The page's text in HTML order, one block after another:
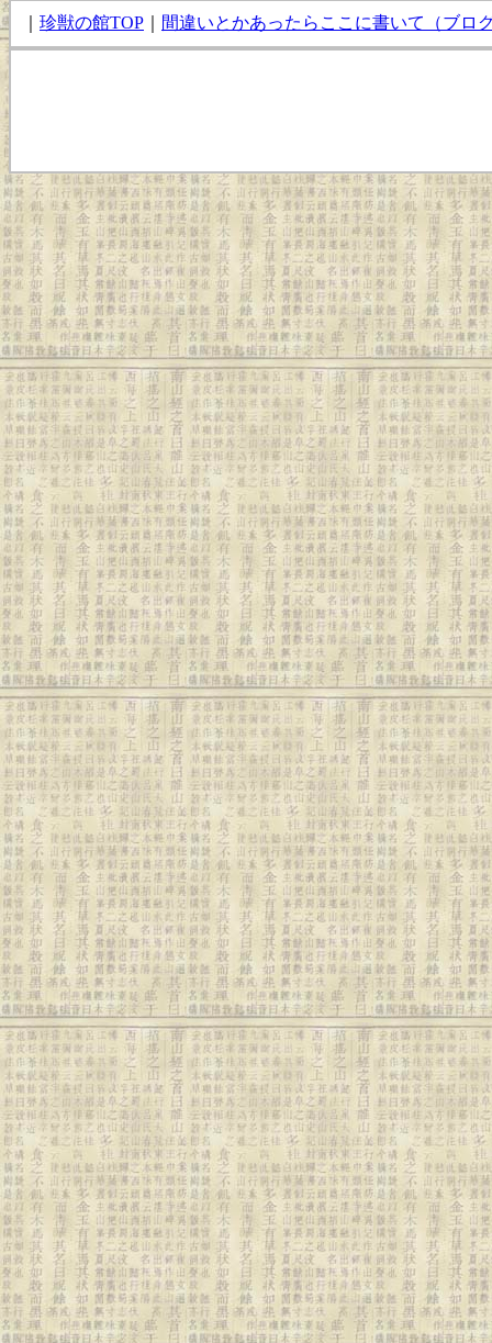
珍獣の館TOP 間違いとかあったらここに書いて（ブロ